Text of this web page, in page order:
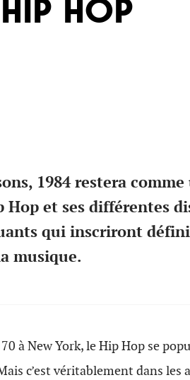
HOP
1984 restera
et ses différentes
qui inscriront
musique.
à New York, le Hip Hop se
c’est véritablement dans les